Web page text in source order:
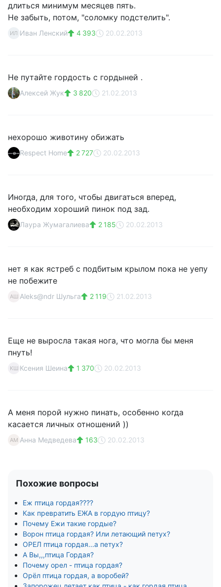
длиться минимум месяцев пять.
Не забыть, потом, "соломку подстелить".
ИЛ Иван Ленский 4 393 20.02.2013
Не путайте гордость с гордыней .
Алексей Жук 3 820 21.02.2013
нехорошо животину обижать
Respect Home 2 727 20.02.2013
Иногда, для того, чтобы двигаться вперед,
необходим хороший пинок под зад.
Лаура Жумагалиева 2 185 20.02.2013
нет я как ястреб с подбитым крылом пока не уепу
не побежите
AШ Aleks@ndr Шульга 2 119 21.02.2013
Еще не выросла такая нога, что могла бы меня
пнуть!
КШ Ксения Шеина 1 370 20.02.2013
А меня порой нужно пинать, особенно когда
касается личных отношений ))
АМ Анна Медведева 163 20.02.2013
Похожие вопросы
Еж птица гордая????
Как превратить ЕЖА в гордую птицу?
Почему Ежи такие гордые?
Ворон птица гордая? Или летающий петух?
ОРЕЛ птица гордая...а петух?
А Вы,,,птица Гордая?
Почему орел - птица гордая?
Орёл птица гордая, а воробей?